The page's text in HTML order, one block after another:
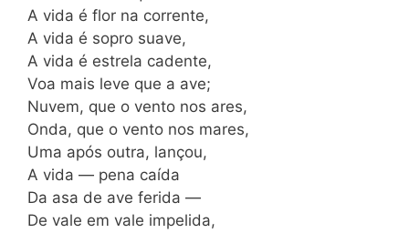
A vida é flor na corrente,
A vida é sopro suave,
A vida é estrela cadente,
Voa mais leve que a ave;
Nuvem, que o vento nos ares,
Onda, que o vento nos mares,
Uma após outra, lançou,
A vida — pena caída
Da asa de ave ferida —
De vale em vale impelida,